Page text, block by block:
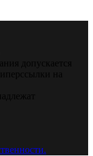
допускается
на